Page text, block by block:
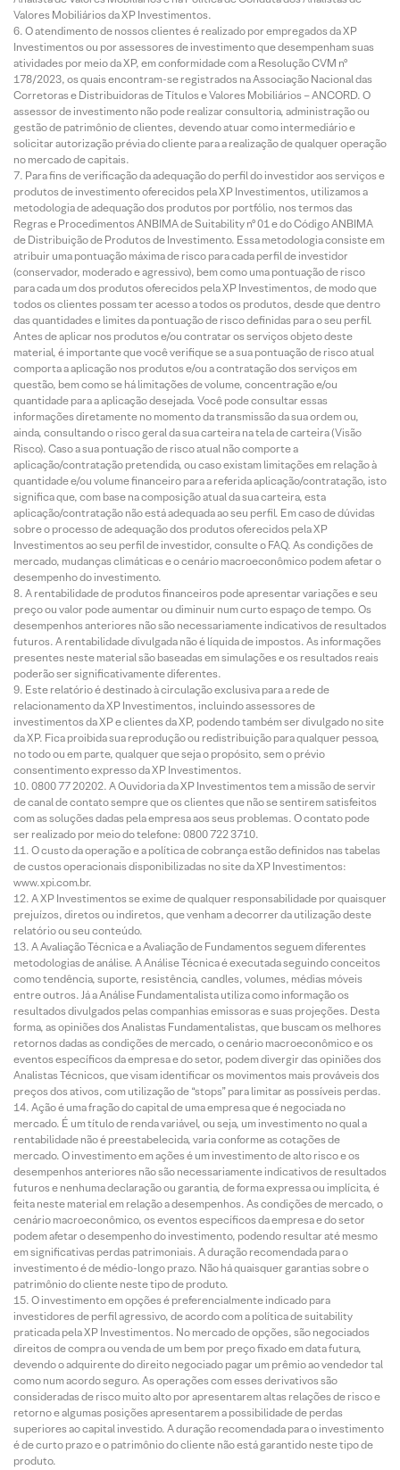
Valores Mobiliários da XP Investimentos.
O atendimento de nossos clientes é realizado por empregados da XP
Investimentos ou por assessores de investimento que desempenham suas
atividades por meio da XP, em conformidade com a Resolução CVM nº
178/2023, os quais encontram-se registrados na Associação Nacional das
Corretoras e Distribuidoras de Títulos e Valores Mobiliários – ANCORD. O
assessor de investimento não pode realizar consultoria, administração ou
gestão de patrimônio de clientes, devendo atuar como intermediário e
solicitar autorização prévia do cliente para a realização de qualquer operação
no mercado de capitais.
Para fins de verificação da adequação do perfil do investidor aos serviços e
produtos de investimento oferecidos pela XP Investimentos, utilizamos a
metodologia de adequação dos produtos por portfólio, nos termos das
Regras e Procedimentos ANBIMA de Suitability nº 01 e do Código ANBIMA
de Distribuição de Produtos de Investimento. Essa metodologia consiste em
atribuir uma pontuação máxima de risco para cada perfil de investidor
(conservador, moderado e agressivo), bem como uma pontuação de risco
para cada um dos produtos oferecidos pela XP Investimentos, de modo que
todos os clientes possam ter acesso a todos os produtos, desde que dentro
das quantidades e limites da pontuação de risco definidas para o seu perfil.
Antes de aplicar nos produtos e/ou contratar os serviços objeto deste
material, é importante que você verifique se a sua pontuação de risco atual
comporta a aplicação nos produtos e/ou a contratação dos serviços em
questão, bem como se há limitações de volume, concentração e/ou
quantidade para a aplicação desejada. Você pode consultar essas
informações diretamente no momento da transmissão da sua ordem ou,
ainda, consultando o risco geral da sua carteira na tela de carteira (Visão
Risco). Caso a sua pontuação de risco atual não comporte a
aplicação/contratação pretendida, ou caso existam limitações em relação à
quantidade e/ou volume financeiro para a referida aplicação/contratação, isto
significa que, com base na composição atual da sua carteira, esta
aplicação/contratação não está adequada ao seu perfil. Em caso de dúvidas
sobre o processo de adequação dos produtos oferecidos pela XP
Investimentos ao seu perfil de investidor, consulte o FAQ. As condições de
mercado, mudanças climáticas e o cenário macroeconômico podem afetar o
desempenho do investimento.
A rentabilidade de produtos financeiros pode apresentar variações e seu
preço ou valor pode aumentar ou diminuir num curto espaço de tempo. Os
desempenhos anteriores não são necessariamente indicativos de resultados
futuros. A rentabilidade divulgada não é líquida de impostos. As informações
presentes neste material são baseadas em simulações e os resultados reais
poderão ser significativamente diferentes.
Este relatório é destinado à circulação exclusiva para a rede de
relacionamento da XP Investimentos, incluindo assessores de
investimentos da XP e clientes da XP, podendo também ser divulgado no site
da XP. Fica proibida sua reprodução ou redistribuição para qualquer pessoa,
no todo ou em parte, qualquer que seja o propósito, sem o prévio
consentimento expresso da XP Investimentos.
0800 77 20202. A Ouvidoria da XP Investimentos tem a missão de servir
de canal de contato sempre que os clientes que não se sentirem satisfeitos
com as soluções dadas pela empresa aos seus problemas. O contato pode
ser realizado por meio do telefone: 0800 722 3710.
O custo da operação e a política de cobrança estão definidos nas tabelas
de custos operacionais disponibilizadas no site da XP Investimentos:
www.xpi.com.br.
A XP Investimentos se exime de qualquer responsabilidade por quaisquer
prejuízos, diretos ou indiretos, que venham a decorrer da utilização deste
relatório ou seu conteúdo.
A Avaliação Técnica e a Avaliação de Fundamentos seguem diferentes
metodologias de análise. A Análise Técnica é executada seguindo conceitos
como tendência, suporte, resistência, candles, volumes, médias móveis
entre outros. Já a Análise Fundamentalista utiliza como informação os
resultados divulgados pelas companhias emissoras e suas projeções. Desta
forma, as opiniões dos Analistas Fundamentalistas, que buscam os melhores
retornos dadas as condições de mercado, o cenário macroeconômico e os
eventos específicos da empresa e do setor, podem divergir das opiniões dos
Analistas Técnicos, que visam identificar os movimentos mais prováveis dos
preços dos ativos, com utilização de “stops” para limitar as possíveis perdas.
Ação é uma fração do capital de uma empresa que é negociada no
mercado. É um título de renda variável, ou seja, um investimento no qual a
rentabilidade não é preestabelecida, varia conforme as cotações de
mercado. O investimento em ações é um investimento de alto risco e os
desempenhos anteriores não são necessariamente indicativos de resultados
futuros e nenhuma declaração ou garantia, de forma expressa ou implícita, é
feita neste material em relação a desempenhos. As condições de mercado, o
cenário macroeconômico, os eventos específicos da empresa e do setor
podem afetar o desempenho do investimento, podendo resultar até mesmo
em significativas perdas patrimoniais. A duração recomendada para o
investimento é de médio-longo prazo. Não há quaisquer garantias sobre o
patrimônio do cliente neste tipo de produto.
O investimento em opções é preferencialmente indicado para
investidores de perfil agressivo, de acordo com a política de suitability
praticada pela XP Investimentos. No mercado de opções, são negociados
direitos de compra ou venda de um bem por preço fixado em data futura,
devendo o adquirente do direito negociado pagar um prêmio ao vendedor tal
como num acordo seguro. As operações com esses derivativos são
consideradas de risco muito alto por apresentarem altas relações de risco e
retorno e algumas posições apresentarem a possibilidade de perdas
superiores ao capital investido. A duração recomendada para o investimento
é de curto prazo e o patrimônio do cliente não está garantido neste tipo de
produto.